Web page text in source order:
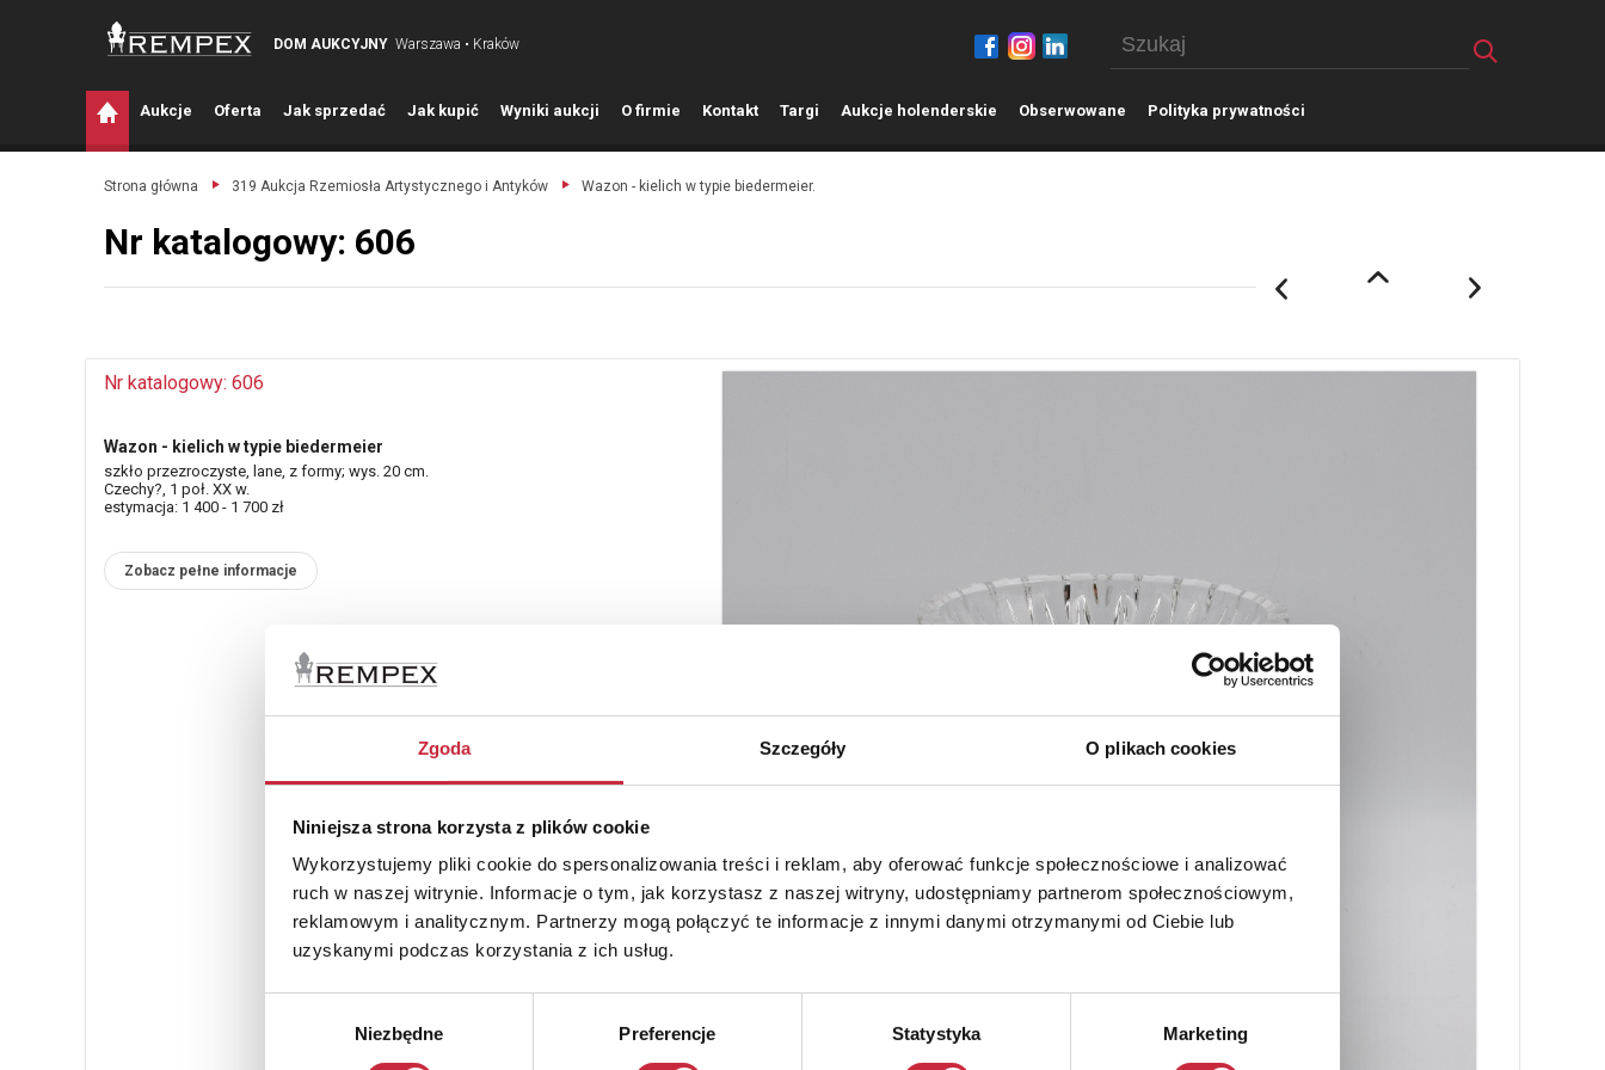
Zgoda Szczegóły O plikach cookies
Niniejsza strona korzysta z plików cookie
Wykorzystujemy pliki cookie do spersonalizowania treści i reklam, aby oferować funkcje społecznościowe i analizować
ruch w naszej witrynie. Informacje o tym, jak korzystasz z naszej witryny, udostępniamy partnerom społecznościowym,
reklamowym i analitycznym. Partnerzy mogą połączyć te informacje z innymi danymi otrzymanymi od Ciebie lub
uzyskanymi podczas korzystania z ich usług.
Niezbędne Preferencje Statystyka Marketing
DOM AUKCYJNY Warszawa • Kraków
Aukcje Oferta Jak sprzedać Jak kupić Wyniki aukcji O firmie Kontakt Targi Aukcje holenderskie Obserwowane Polityka prywatności
Strona główna 319 Aukcja Rzemiosła Artystycznego i Antyków Wazon - kielich w typie biedermeier.
Nr katalogowy: 606
Nr katalogowy: 606
Wazon - kielich w typie biedermeier
szkło przezroczyste, lane, z formy; wys. 20 cm.
Czechy?, 1 poł. XX w.
estymacja: 1 400 - 1 700 zł
Zobacz pełne informacje